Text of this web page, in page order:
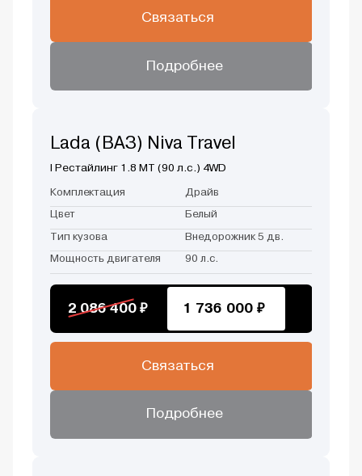
Связаться
Подробнее
Lada (ВАЗ) Niva Travel
I Рестайлинг 1.8 MT (90 л.с.) 4WD
Комплектация Драйв
Цвет Белый
Тип кузова Внедорожник 5 дв.
Мощность двигателя 90 л.с.
2 086 400 ₽ 1 736 000 ₽
Связаться
Подробнее